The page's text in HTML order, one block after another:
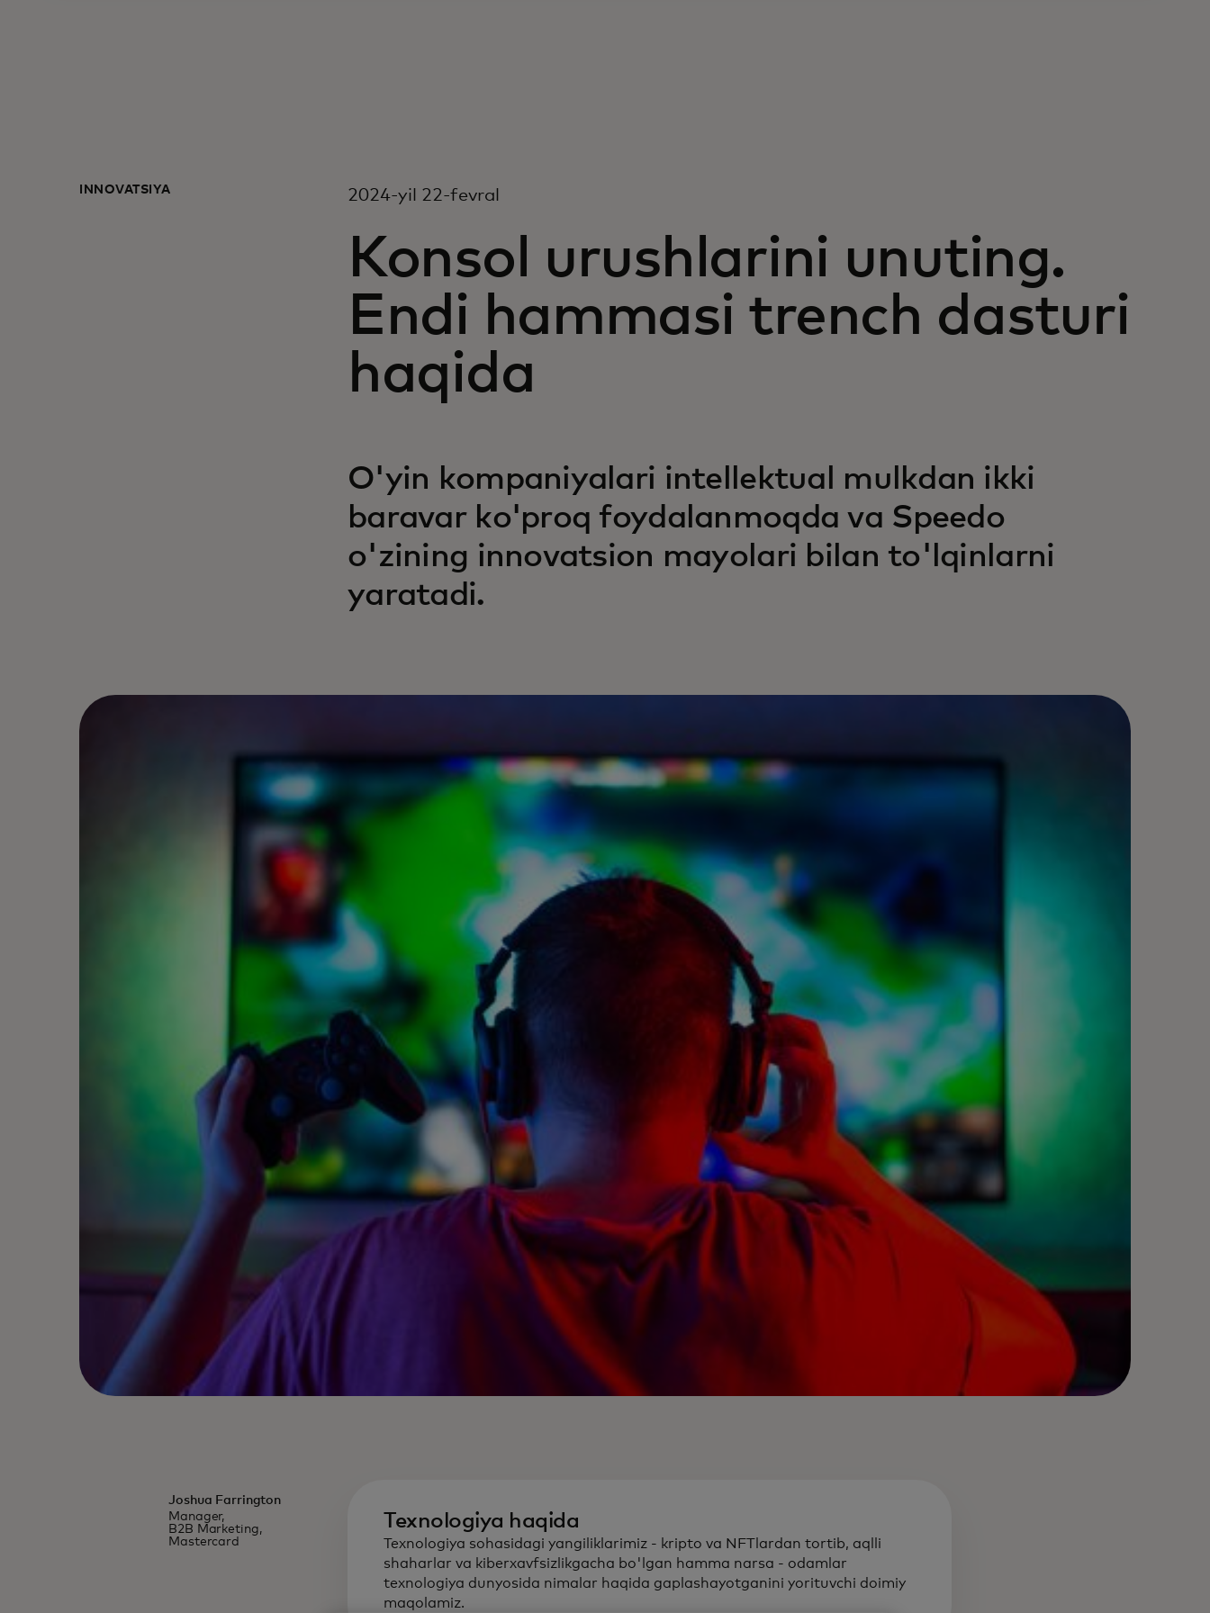
INNOVATSIYA 2024-yil 22-fevral
Konsol urushlarini unuting.
Endi hammasi trench dasturi
haqida
O'yin kompaniyalari intellektual mulkdan ikki
baravar ko'proq foydalanmoqda va Speedo
o'zining innovatsion mayolari bilan to'lqinlarni
yaratadi.
Joshua Farrington
Manager,
B2B Marketing,
Mastercard
Texnologiya haqida
Texnologiya sohasidagi yangiliklarimiz - kripto va NFTlardan tortib, aqlli
shaharlar va kiberxavfsizlikgacha bo'lgan hamma narsa - odamlar
texnologiya dunyosida nimalar haqida gaplashayotganini yorituvchi doimiy
maqolamiz.